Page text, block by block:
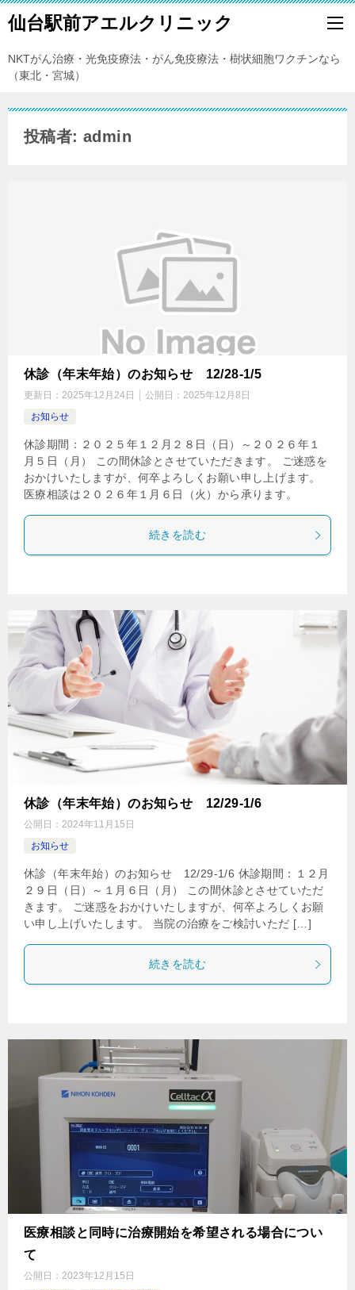
仙台駅前アエルクリニック
NKTがん治療・光免疫療法・がん免疫療法・樹状細胞ワクチンなら
（東北・宮城）
投稿者: admin
休診（年末年始）のお知らせ 12/28-1/5
更新日： 2025年12月24日 公開日： 2025年12月8日
お知らせ
休診期間：２０２５年１２月２８日（日）～２０２６年１
月５日（月） この間休診とさせていただきます。 ご迷惑を
おかけいたしますが、何卒よろしくお願い申し上げます。
医療相談は２０２６年１月６日（火）から承ります。
続きを読む
休診（年末年始）のお知らせ 12/29-1/6
公開日： 2024年11月15日
お知らせ
休診（年末年始）のお知らせ 12/29-1/6 休診期間：１２月
２９日（日）～１月６日（月） この間休診とさせていただ
きます。 ご迷惑をおかけいたしますが、何卒よろしくお願
い申し上げいたします。 当院の治療をご検討いただ […]
続きを読む
医療相談と同時に治療開始を希望される場合につい
て
公開日： 2023年12月15日